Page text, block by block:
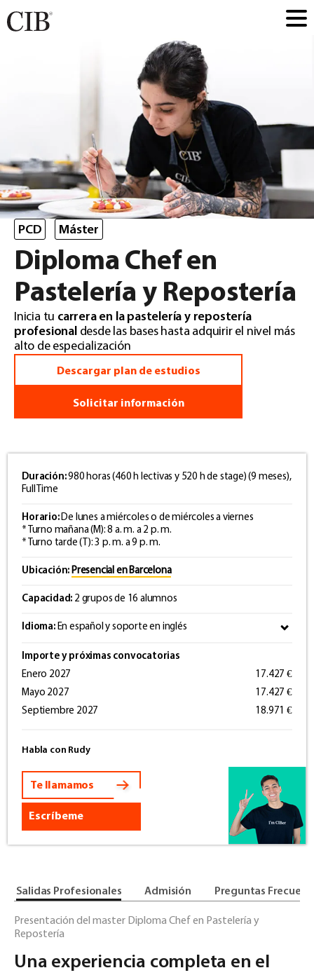
PCD Máster
Diploma Chef en
Pastelería y Repostería
Inicia tu carrera en la pastelería y repostería
profesionaldesde las bases hasta adquirir el nivel más
alto de especialización
Descargar plan de estudios
Solicitar información
Salidas Profesionales Admisión Preguntas
Presentación del master Diploma Chef en Pastelería y
Repostería
Una experiencia completa en el
Duración:980 horas (460 h lectivas y 520 h de stage) (9 meses),
Full Time
Horario:De lunes a miércoles o de miércoles a viernes
* Turno mañana (M): 8 a. m. a 2 p. m.
* Turno tarde (T): 3 p. m. a 9 p. m.
Ubicación: Presencial en Barcelona
Capacidad: 2 grupos de 16 alumnos
Idioma:En español y soporte en inglés
Importe y próximas convocatorias
Enero 2027
17.427 €
Mayo 2027
17.427 €
Septiembre 2027
18.971 €
Habla con Rudy
Te llamamos
Escríbeme